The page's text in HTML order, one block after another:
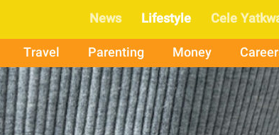
News Lifestyle Cele
Travel Parenting Money